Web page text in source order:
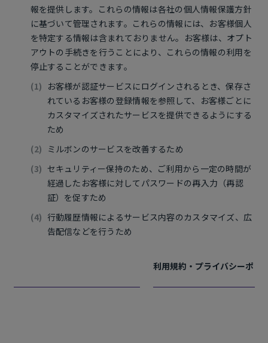
報を提供します。これらの情報は各社の個人情報保護方針
に基づいて管理されます。これらの情報には、お客様個人
を特定する情報は含まれておりません。お客様は、オプト
アウトの手続きを行うことにより、これらの情報の利用を
停止することができます。
お客様が認証サービスにログインされるとき、保存さ
れているお客様の登録情報を参照して、お客様ごとに
カスタマイズされたサービスを提供できるようにする
ため
ミルボンのサービスを改善するため
セキュリティー保持のため、ご利用から一定の時間が
経過したお客様に対してパスワードの再入力（再認
証）を促すため
行動履歴情報によるサービス内容のカスタマイズ、広
告配信などを行うため
利用規約・プライバシーポリ